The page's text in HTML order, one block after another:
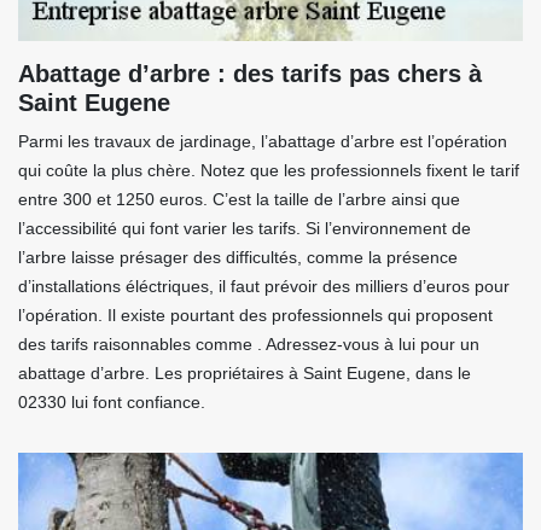
Abattage d’arbre : des tarifs pas chers à
Saint Eugene
Parmi les travaux de jardinage, l’abattage d’arbre est l’opération
qui coûte la plus chère. Notez que les professionnels fixent le tarif
entre 300 et 1250 euros. C’est la taille de l’arbre ainsi que
l’accessibilité qui font varier les tarifs. Si l’environnement de
l’arbre laisse présager des difficultés, comme la présence
d’installations éléctriques, il faut prévoir des milliers d’euros pour
l’opération. Il existe pourtant des professionnels qui proposent
des tarifs raisonnables comme . Adressez-vous à lui pour un
abattage d’arbre. Les propriétaires à Saint Eugene, dans le
02330 lui font confiance.